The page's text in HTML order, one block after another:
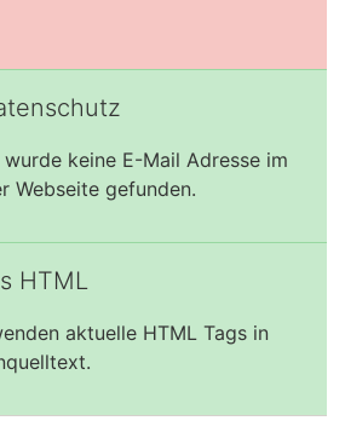
keine E-Mail Adresse im
Webseite gefunden.
HTML
aktuelle HTML Tags in